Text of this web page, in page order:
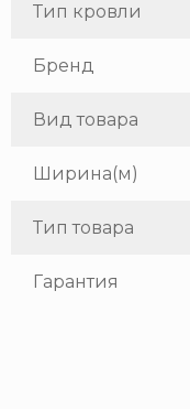
Тип кровли
Бренд
Вид товара
Ширина(м)
Тип товара
Гарантия